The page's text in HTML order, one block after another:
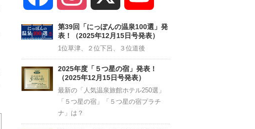
Channel
第39回「にっぽんの温泉100選」発
表！（2025年12月15日号発表）
1位草津、２位下呂、３位道後
2025年度「５つ星の宿」発表！
（2025年12月15日号発表）
最新の「人気温泉旅館ホテル250選」
「５つ星の宿」「５つ星の宿プラチ
ナ」は？